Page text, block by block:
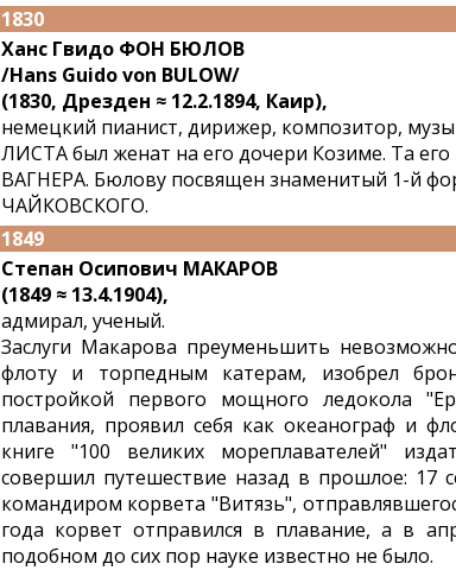
1830
Ханс Гвидо ФОН БЮЛОВ
/Hans Guido von BULOW/
(1830, Дрезден ≈ 12.2.1894, Каир),
немецкий пианист, дирижер, композитор,
ЛИСТА был женат на его дочери Козиме. Та
ВАГНЕРА. Бюлову посвящен знаменитый 1-й
ЧАЙКОВСКОГО.
1849
Степан Осипович МАКАРОВ
(1849 ≈ 13.4.1904),
адмирал, ученый.
Заслуги Макарова преуменьшить
флоту и торпедным катерам, изобрел
постройкой первого мощного ледокола
плавания, проявил себя как океанограф и
книге "100 великих мореплавателей"
совершил путешествие назад в прошлое: 17
командиром корвета "Витязь",
года корвет отправился в плавание, а в
подобном до сих пор науке известно не было.